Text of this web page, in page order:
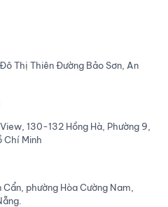
Thị Thiên Đường Bảo Sơn, An
130-132 Hồng Hà, Phường 9,
Chí Minh
phường Hòa Cường Nam,